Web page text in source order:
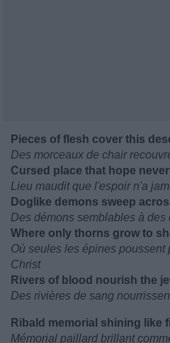
Pieces of flesh cover this
Des morceaux de chair
Cursed place that hope never
Lieu maudit que l'espoir n'a
Doglike demons sweep
Des démons semblables à
Where only thorns grow to
Où seules les épines poussent
Christ
Rivers of blood nourish the
Des rivières de sang
Ribald memorial shining like
Mémorial paillard brillant